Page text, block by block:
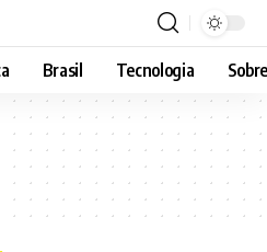
Brasil Tecnologia